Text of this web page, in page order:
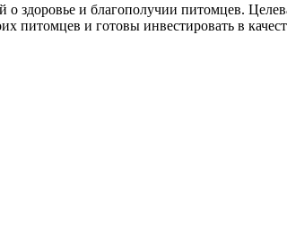
здоровье и благополучии питомцев.
питомцев и готовы инвестировать в